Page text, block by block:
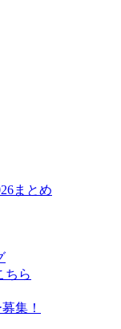
まとめ
ちら
集！